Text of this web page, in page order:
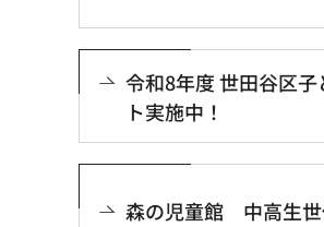
令和8年度 世田谷区
ト実施中！
森の児童館 中高生世